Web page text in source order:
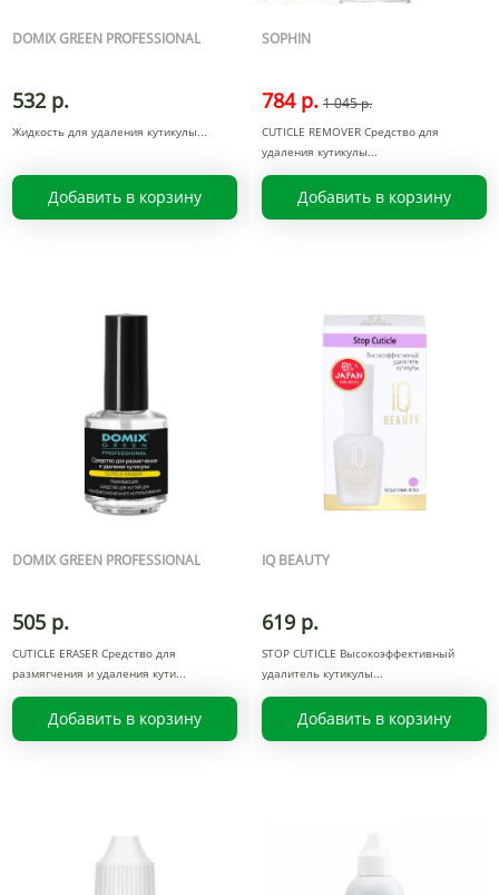
DOMIX GREEN PROFESSIONAL
532 р.
Жидкость для удаления кутикулы
Добавить в корзину
SOPHIN
784 р. 1 045 р.
CUTICLE REMOVER Средство для
удаления кутикулы
Добавить в корзину
DOMIX GREEN PROFESSIONAL
505 р.
CUTICLE ERASER Средство для
размягчения и удаления кути
Добавить в корзину
IQ BEAUTY
619 р.
STOP CUTICLE Высокоэффективный
удалитель кутикулы
Добавить в корзину